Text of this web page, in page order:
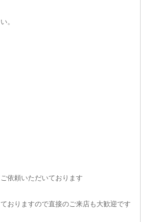
。
依頼いただいております
おりますので直接のご来店も大歓迎です